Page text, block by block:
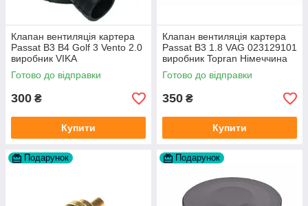
Клапан вентиляція картера
Passat B3 B4 Golf 3 Vento 2.0
виробник VIKA
Готово до відправки
300 ₴
Купити
Клапан вентиляція картера
Passat B3 1.8 VAG 023129101
виробник Topran Німеччина
Готово до відправки
350 ₴
Купити
Подарунок Подарунок